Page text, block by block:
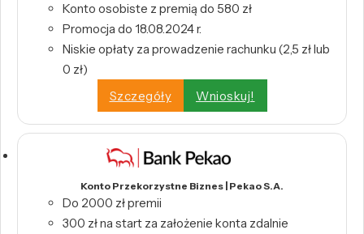
Konto osobiste z premią do 580 zł
Promocja do 18.08.2024 r.
Niskie opłaty za prowadzenie rachunku (2,5 zł lub
0 zł)
Szczegóły
Wnioskuj!
Konto Przekorzystne Biznes | Pekao S.A.
Do 2000 zł premii
300 zł na start za założenie konta zdalnie